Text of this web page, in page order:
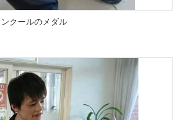
クールのメダル